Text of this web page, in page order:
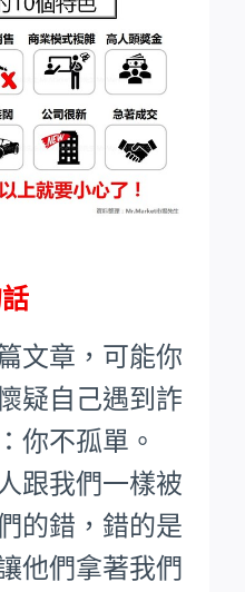
文章，可能你
疑自己遇到詐
你不孤單。
跟我們一樣被
的錯，錯的是
他們拿著我們